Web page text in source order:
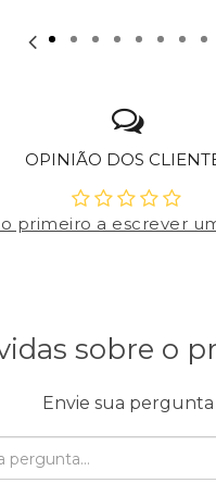
OPINIÃO DOS
primeiro a escrever
sobre o
Envie sua pergunta